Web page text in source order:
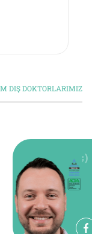
DIŞ DOKTORLARIMIZ